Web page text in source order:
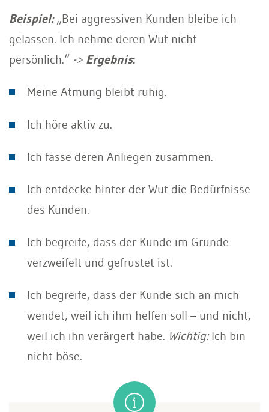
Beispiel:„Bei aggressiven Kunden bleibe ich
gelassen. Ich nehme deren Wut nicht
persönlich.“ -> Ergebnis:
Meine Atmung bleibt ruhig.
Ich höre aktiv zu.
Ich fasse deren Anliegen zusammen.
Ich entdecke hinter der Wut die Bedürfnisse
des Kunden.
Ich begreife, dass der Kunde im Grunde
verzweifelt und gefrustet ist.
Ich begreife, dass der Kunde sich an mich
wendet, weil ich ihm helfen soll – und nicht,
weil ich ihn verärgert habe. Wichtig:Ich bin
nicht böse.